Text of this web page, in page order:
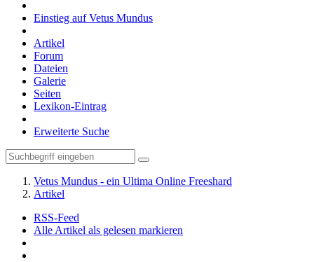
Einstieg auf Vetus Mundus
Artikel
Forum
Dateien
Galerie
Seiten
Lexikon-Eintrag
Erweiterte Suche
Vetus Mundus - ein Ultima Online Freeshard
Artikel
RSS-Feed
Alle Artikel als gelesen markieren